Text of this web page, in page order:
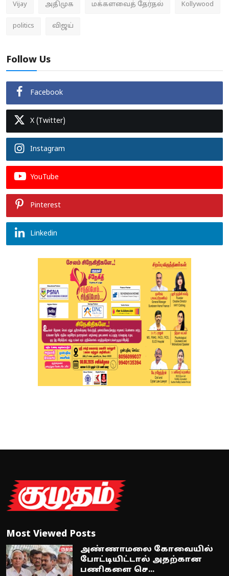
Vijay அதிமுக மக்களவைத் தேர்தல் Kollywood
politics விஜய்
Follow Us
Facebook
X (Twitter)
Instagram
YouTube
Pinterest
Linkedin
Most Viewed Posts
அண்ணாமலை கோவையில்
போட்டியிட்டால் அதற்கான
பணிகளை செ...